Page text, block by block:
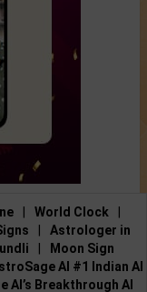
World Clock
Astrologer in
Moon Sign
AI #1 Indian AI
Breakthrough AI